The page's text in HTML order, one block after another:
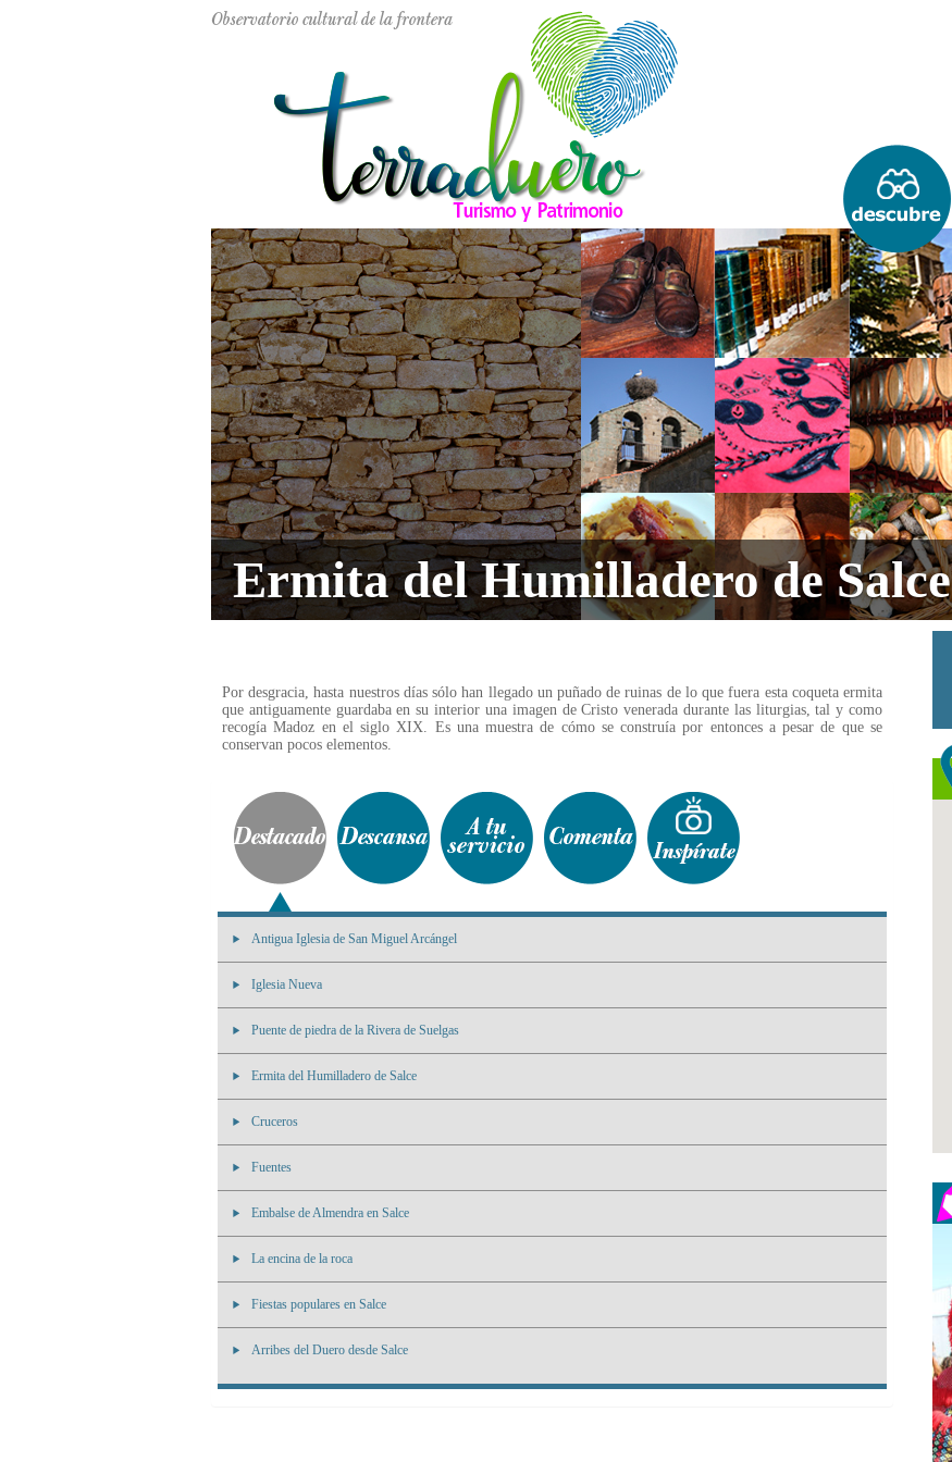
Ermita del Humilladero de Salce
Por desgracia, hasta nuestros días sólo han llegado un puñado de ruinas de lo que fuera esta coqueta ermita
que antiguamente guardaba en su interior una imagen de Cristo venerada durante las liturgias, tal y como
recogía Madoz en el siglo XIX. Es una muestra de cómo se construía por entonces a pesar de que se
conservan pocos elementos.
Antigua Iglesia de San Miguel Arcángel
Iglesia Nueva
Puente de piedra de la Rivera de Suelgas
Ermita del Humilladero de Salce
Cruceros
Fuentes
Embalse de Almendra en Salce
La encina de la roca
Fiestas populares en Salce
Arribes del Duero desde Salce